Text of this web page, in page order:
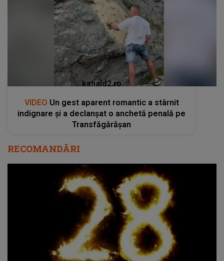
kanald2.ro
VIDEO Un gest aparent romantic a stârnit
indignare și a declanșat o anchetă penală pe
Transfăgărășan
RECOMANDĂRI